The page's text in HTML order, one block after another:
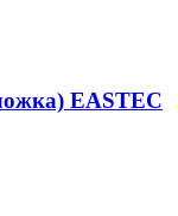
EASTEC